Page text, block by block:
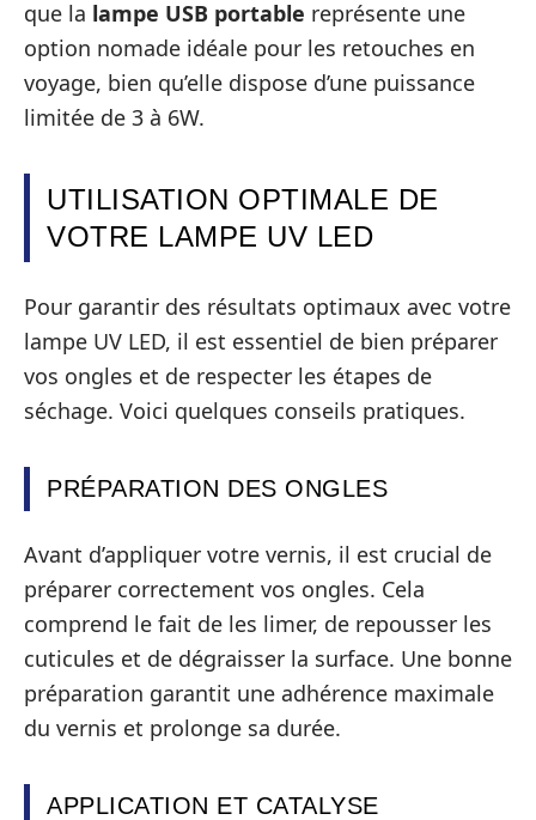
que la lampe USB portable représente une
option nomade idéale pour les retouches en
voyage, bien qu’elle dispose d’une puissance
limitée de 3 à 6W.
UTILISATION OPTIMALE DE
VOTRE LAMPE UV LED
Pour garantir des résultats optimaux avec votre
lampe UV LED, il est essentiel de bien préparer
vos ongles et de respecter les étapes de
séchage. Voici quelques conseils pratiques.
PRÉPARATION DES ONGLES
Avant d’appliquer votre vernis, il est crucial de
préparer correctement vos ongles. Cela
comprend le fait de les limer, de repousser les
cuticules et de dégraisser la surface. Une bonne
préparation garantit une adhérence maximale
du vernis et prolonge sa durée.
APPLICATION ET CATALYSE